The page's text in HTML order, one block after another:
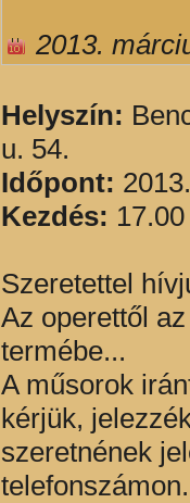
2013.
Helyszín:
u. 54.
Időpont:
Kezdés:
Szeretettel
Az operettől
termébe...
A műsorok
kérjük,
szeretnének
telefonszámon.